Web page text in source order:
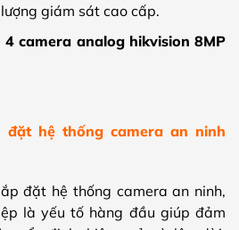
giám sát cao cấp.
camera analog hikvision 8MP
đặt hệ thống camera an ninh
đặt hệ thống camera an ninh,
là yếu tố hàng đầu giúp đảm